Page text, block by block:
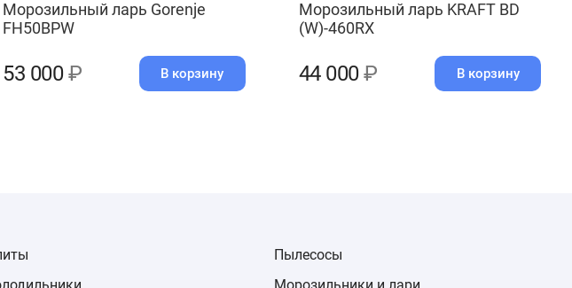
Морозильный ларь Gorenje
FH50BPW
53 000₽ В корзину
Морозильный ларь KRAFT BD
(W)-460RX
44 000₽ В корзину
Пылесосы